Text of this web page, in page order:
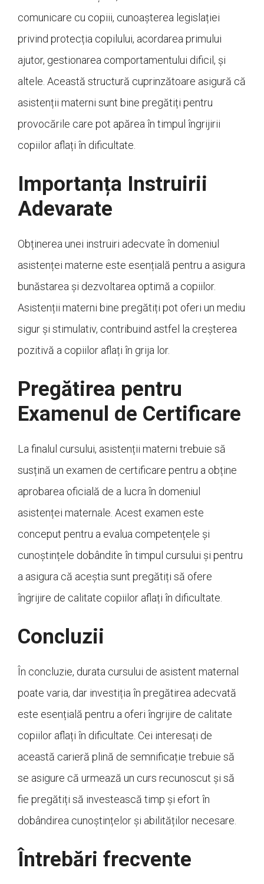
comunicare cu copiii, cunoașterea legislației
privind protecția copilului, acordarea primului
ajutor, gestionarea comportamentului dificil, și
altele. Această structură cuprinzătoare asigură că
asistenții materni sunt bine pregătiți pentru
provocările care pot apărea în timpul îngrijirii
copiilor aflați în dificultate.
Importanța Instruirii
Adevarate
Obținerea unei instruiri adecvate în domeniul
asistenței materne este esențială pentru a asigura
bunăstarea și dezvoltarea optimă a copiilor.
Asistenții materni bine pregătiți pot oferi un mediu
sigur și stimulativ, contribuind astfel la creșterea
pozitivă a copiilor aflați în grija lor.
Pregătirea pentru
Examenul de Certificare
La finalul cursului, asistenții materni trebuie să
susțină un examen de certificare pentru a obține
aprobarea oficială de a lucra în domeniul
asistenței maternale. Acest examen este
conceput pentru a evalua competențele și
cunoștințele dobândite în timpul cursului și pentru
a asigura că aceștia sunt pregătiți să ofere
îngrijire de calitate copiilor aflați în dificultate.
Concluzii
În concluzie, durata cursului de asistent maternal
poate varia, dar investiția în pregătirea adecvată
este esențială pentru a oferi îngrijire de calitate
copiilor aflați în dificultate. Cei interesați de
această carieră plină de semnificație trebuie să
se asigure că urmează un curs recunoscut și să
fie pregătiți să investească timp și efort în
dobândirea cunoștințelor și abilităților necesare.
Întrebări frecvente